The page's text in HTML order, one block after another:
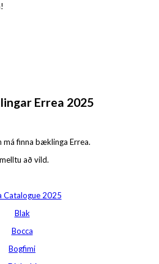
Errea 2025
má finna bæklinga Errea.
að vild.
Catalogue 2025
Blak
Bocca
Bogfimi